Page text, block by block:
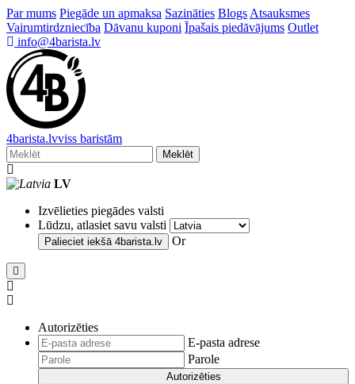
Par mums Piegāde un apmaksa Sazināties Blogs Atsauksmes
Vairumtirdzniecība Dāvanu kuponi Īpašais piedāvājums Outlet
info@4barista.lv
4barista.lvviss baristām
Meklēt
LV
Izvēlieties piegādes valsti
Lūdzu, atlasiet savu valsti
Palieciet iekšā 4barista.lv Or
Autorizēties
E-pasta adrese
Parole
Autorizēties